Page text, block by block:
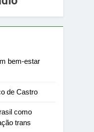
bem-estar
de Castro
como
trans